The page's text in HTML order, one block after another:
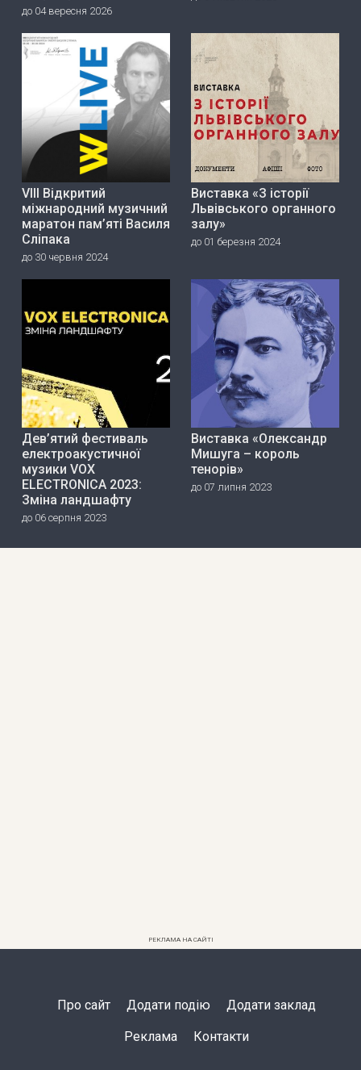
до 04 вересня 2026
VIII Відкритий
міжнародний музичний
маратон пам’яті Василя
Сліпака
до 30 червня 2024
Виставка «З історії
Львівського органного
залу»
до 01 березня 2024
Дев’ятий фестиваль
електроакустичної
музики VOX
ELECTRONICA 2023:
Зміна ландшафту
до 06 серпня 2023
Виставка «Олександр
Мишуга – король
тенорів»
до 07 липня 2023
РЕКЛАМА НА САЙТІ
Про сайт Додати подію Додати заклад
Реклама Контакти